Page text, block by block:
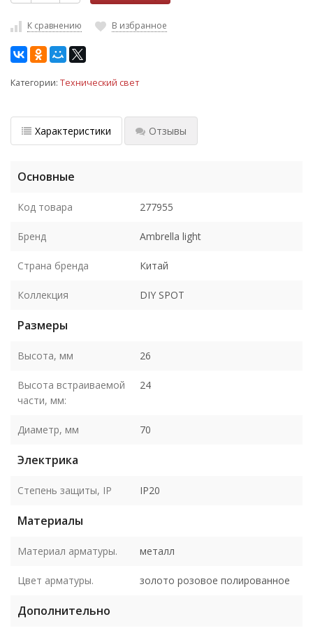
К сравнению В избранное
Категории: Технический свет
Характеристики Отзывы
Основные
Код товара 277955
Бренд Ambrella light
Страна бренда Китай
Коллекция DIY SPOT
Размеры
Высота, мм 26
Высота встраиваемой
части, мм:
24
Диаметр, мм 70
Электрика
Степень защиты, IP IP20
Материалы
Материал арматуры. металл
Цвет арматуры. золото розовое полированное
Дополнительно